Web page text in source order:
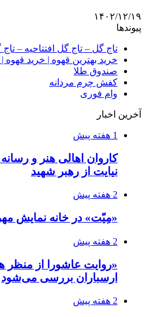
۱۴۰۲/۱۲/۱۹
پیوندها
تاج گل – تاج گل افتتاحیه –
خرید بهترین قهوه | خرید قهوه
صندوق طلا
کفش چرم مردانه
وام فوری
آخرین اخبار
1 هفته پیش
کاروان اهالی هنر و
نیایت از رهبر شهید
2 هفته پیش
«مِیّت» در خانه نمایش
2 هفته پیش
«روایت عاشورا از منظر
ارسباران بررسی می‌شود
2 هفته پیش